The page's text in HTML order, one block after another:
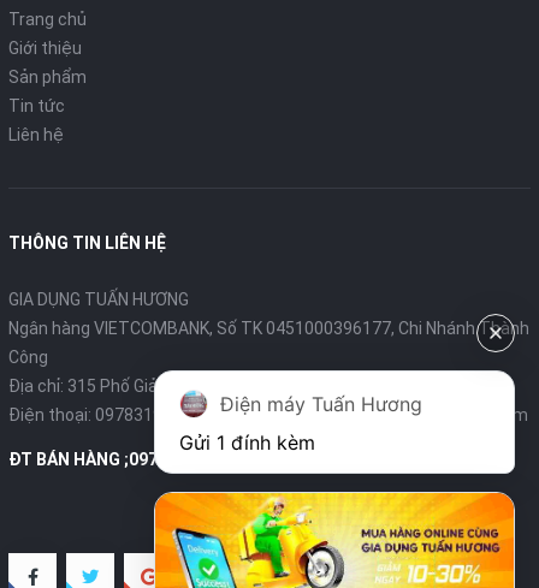
Loại bàn ủi:
Chất liệu đế :
Công suất :
Dung tích bình nước:
Tự làm sạch: Có
Kích thước & Khối lượng
Kích thước thùng: 287x125x146 mm
Khối lượng thùng (kg):1.2 kg
Trang chủ
Giới thiệu
Sản phẩm
Tin tức
Liên hệ
THÔNG TIN LIÊN HỆ
GIA DỤNG TUẤN HƯƠNG
Ngân hàng VIETCOMBANK, Số TK 0451000396177, Chi Nhánh Thành
Công
Địa chỉ: 315 Phố Giảng Võ - Ba Đình - Hà Nội
Điện thoại: 0978319375- Email:diengiadungtuanhuong@gmail.com
ĐT BÁN HÀNG ;0978319375
Điện máy Tuấn Hương
Gửi 1 đính kèm